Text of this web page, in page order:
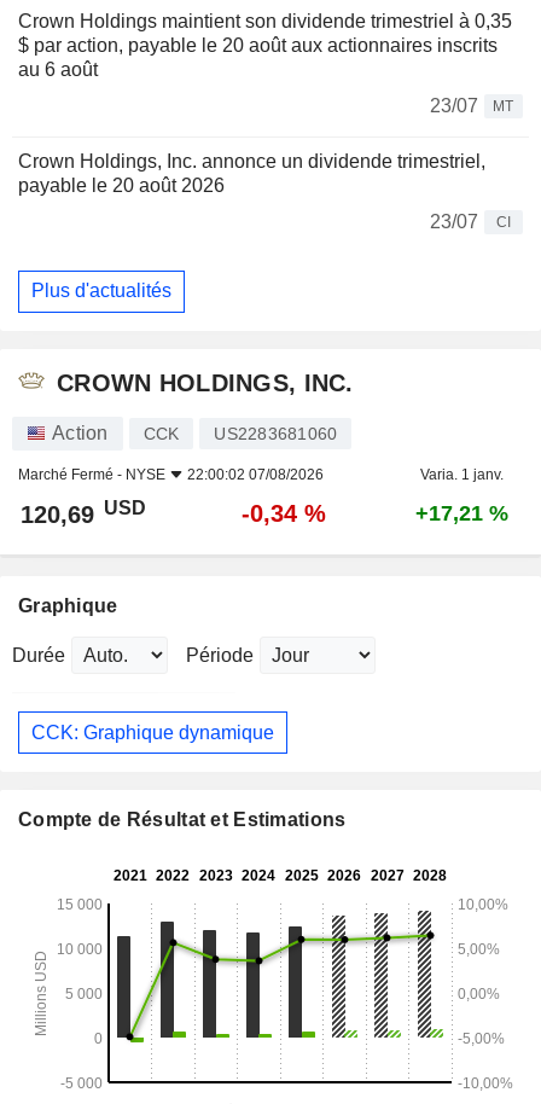
Crown Holdings maintient son dividende trimestriel à 0,35
$ par action, payable le 20 août aux actionnaires inscrits
au 6 août
23/07
MT
Crown Holdings, Inc. annonce un dividende trimestriel,
payable le 20 août 2026
23/07
CI
Plus d'actualités
CROWN HOLDINGS, INC.
Action CCK US2283681060
Marché Fermé - NYSE 22:00:02 07/08/2026 Varia. 1 janv.
120,69 USD -0,34 % +17,21 %
Graphique
Durée Période
CCK: Graphique dynamique
Compte de Résultat et Estimations